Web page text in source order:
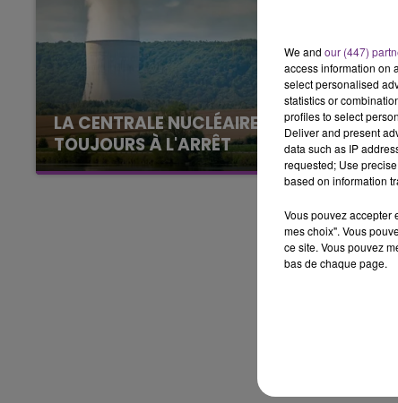
LA CENTRALE NUCLÉAIRE DE CHOOZ
TOUJOURS À L'ARRÊT
Cela fait déjà une semaine que la centrale
nucléaire ardennaise est à l'arrêt. Une situation
justifiée par la sécheresse intense qui est
We and our (447)
access information on
select personalised
statistics or
profiles to select
Deliver and present
data such as IP
requested; Use
based on information
Vous pouvez accepter
mes choix". Vous
ce site. Vous pouvez
bas de chaque page.